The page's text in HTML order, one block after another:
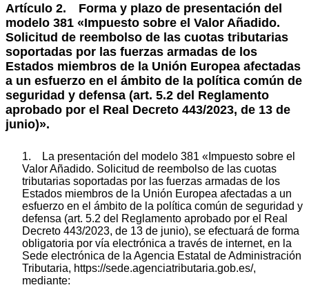
Artículo 2. Forma y plazo de presentación del
modelo 381 «Impuesto sobre el Valor Añadido.
Solicitud de reembolso de las cuotas tributarias
soportadas por las fuerzas armadas de los
Estados miembros de la Unión Europea afectadas
a un esfuerzo en el ámbito de la política común de
seguridad y defensa (art. 5.2 del Reglamento
aprobado por el Real Decreto 443/2023, de 13 de
junio)».
1. La presentación del modelo 381 «Impuesto sobre el
Valor Añadido. Solicitud de reembolso de las cuotas
tributarias soportadas por las fuerzas armadas de los
Estados miembros de la Unión Europea afectadas a un
esfuerzo en el ámbito de la política común de seguridad y
defensa (art. 5.2 del Reglamento aprobado por el Real
Decreto 443/2023, de 13 de junio), se efectuará de forma
obligatoria por vía electrónica a través de internet, en la
Sede electrónica de la Agencia Estatal de Administración
Tributaria, https://sede.agenciatributaria.gob.es/,
mediante: